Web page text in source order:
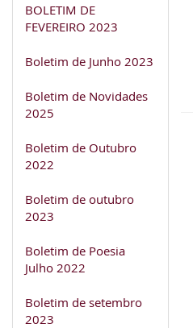
BOLETIM DE
FEVEREIRO 2023
Boletim de Junho 2023
Boletim de Novidades
2025
Boletim de Outubro
2022
Boletim de outubro
2023
Boletim de Poesia
Julho 2022
Boletim de setembro
2023